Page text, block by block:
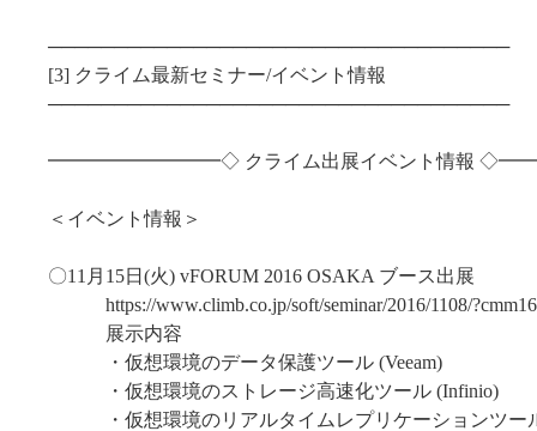
───────────────────────────────────
[3] クライム最新セミナー/イベント情報
───────────────────────────────────
━━━━━━━━━◇ クライム出展イベント情報
＜イベント情報＞
〇11月15日(火) vFORUM 2016 OSAKA ブース出展
https://www.climb.co.jp/soft/seminar/2016/1108/
展示内容
・仮想環境のデータ保護ツール (Veeam)
・仮想環境のストレージ高速化ツール (Infinio)
・仮想環境のリアルタイムレプリケーションツー